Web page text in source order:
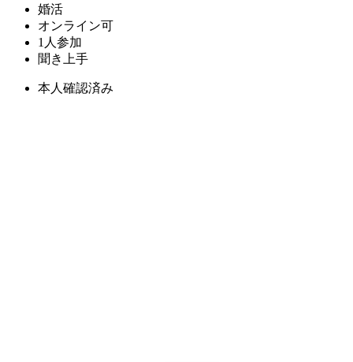
婚活
オンライン可
1人参加
聞き上手
本人確認済み